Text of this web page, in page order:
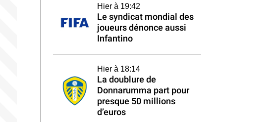
Hier à 19:42
Le syndicat mondial des
joueurs dénonce aussi
Infantino
Hier à 18:14
La doublure de
Donnarumma part pour
presque 50 millions
d’euros